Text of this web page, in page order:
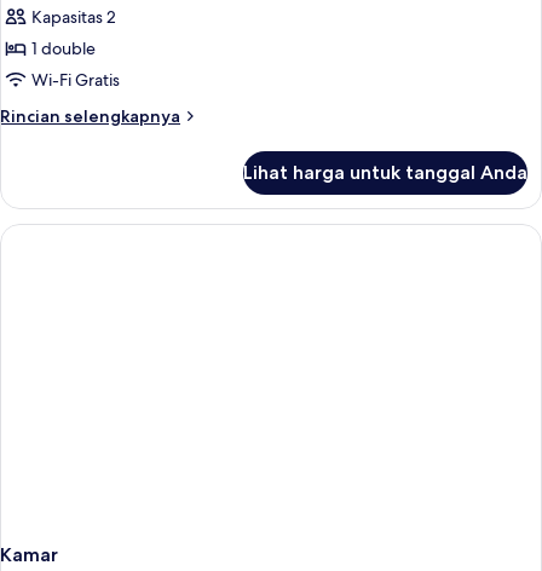
untuk
Honeymoon
Suite
with
Outdoor
&Caldera
view
Kapasitas 2
1 double
Wi-Fi Gratis
Rincian selengkapnya
Rincian
Honeymoon
Suite
with
Lihat harga untuk tanggal Anda
Kamar